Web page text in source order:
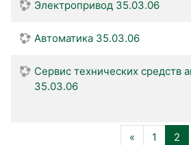
Электропривод 35.03.06
Автоматика 35.03.06
Сервис технических средств
35.03.06
«Назад
1 2